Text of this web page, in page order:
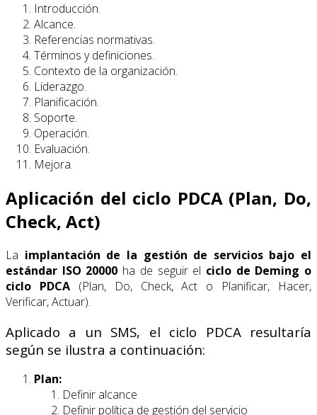
Introducción.
Alcance.
Referencias normativas.
Términos y definiciones.
Contexto de la organización.
Liderazgo.
Planificación.
Soporte.
Operación.
Evaluación.
Mejora.
Aplicación del ciclo PDCA (Plan, Do,
Check, Act)
La implantación de la gestión de servicios bajo el
estándar ISO 20000 ha de seguir el ciclo de Deming o
ciclo PDCA(Plan, Do, Check, Act o Planificar, Hacer,
Verificar, Actuar).
Aplicado a un SMS, el ciclo PDCA resultaría
según se ilustra a continuación:
Plan:
Definir alcance
Definir política de gestión del servicio